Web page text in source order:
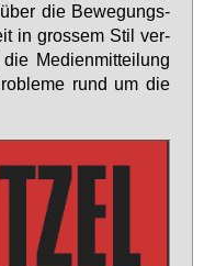
die Be­we­gungs­
in gros­sem Stil ver­
Me­di­en­mit­tei­lung
rund um die